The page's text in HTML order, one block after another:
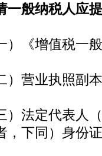
一般纳税人应
）《增值税一
）营业执照副
）法定代表人
，下同）身份